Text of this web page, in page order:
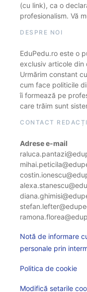
(cu link), ca o
profesionalism. Vă
DESPRE NOI
EduPedu.ro este o
exclusiv articole din
Urmărim constant
cum face politicile
îi formează pe
care trăim sunt
CONTACT
Adrese e-mail
Notă de informare
personale prin
Politica de cookie
Modifică setarile